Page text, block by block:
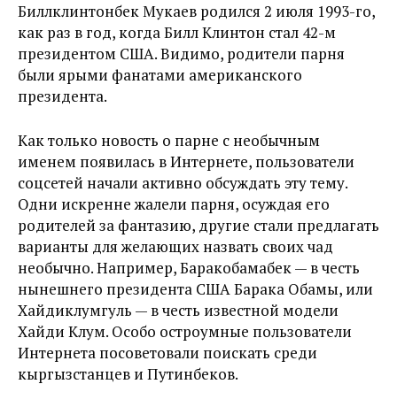
Биллклинтонбек Мукаев родился 2 июля 1993-го,
как раз в год, когда Билл Клинтон стал 42-м
президентом США. Видимо, родители парня
были ярыми фанатами американского
президента.
Как только новость о парне с необычным
именем появилась в Интернете, пользователи
соцсетей начали активно обсуждать эту тему.
Одни искренне жалели парня, осуждая его
родителей за фантазию, другие стали предлагать
варианты для желающих назвать своих чад
необычно. Например, Баракобамабек — в честь
нынешнего президента США Барака Обамы, или
Хайдиклумгуль — в честь известной модели
Хайди Клум. Особо остроумные пользователи
Интернета посоветовали поискать среди
кыргызстанцев и Путинбеков.